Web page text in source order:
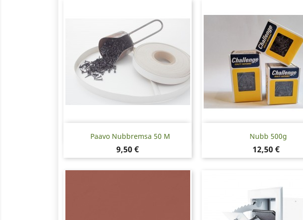
Paavo Nubbremsa 50 M
Pris
9,50 €
Snabbvy Nubb 500g
Pris
12,50 €
Snabbvy